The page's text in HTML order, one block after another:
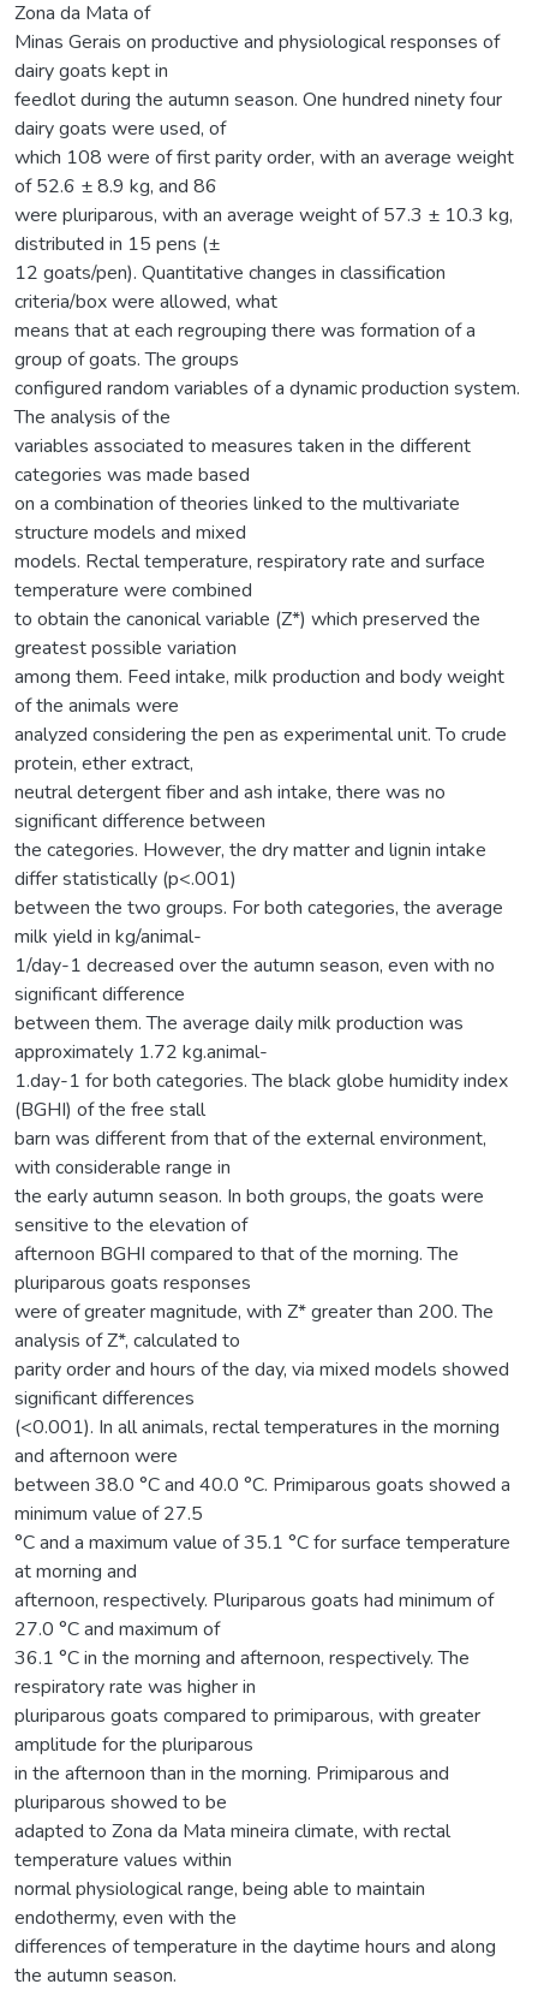
Zona da Mata of
Minas Gerais on productive and physiological responses of
dairy goats kept in
feedlot during the autumn season. One hundred ninety four
dairy goats were used, of
which 108 were of first parity order, with an average weight
of 52.6 ± 8.9 kg, and 86
were pluriparous, with an average weight of 57.3 ± 10.3 kg,
distributed in 15 pens (±
12 goats/pen). Quantitative changes in classification
criteria/box were allowed, what
means that at each regrouping there was formation of a
group of goats. The groups
configured random variables of a dynamic production system.
The analysis of the
variables associated to measures taken in the different
categories was made based
on a combination of theories linked to the multivariate
structure models and mixed
models. Rectal temperature, respiratory rate and surface
temperature were combined
to obtain the canonical variable (Z*) which preserved the
greatest possible variation
among them. Feed intake, milk production and body weight
of the animals were
analyzed considering the pen as experimental unit. To crude
protein, ether extract,
neutral detergent fiber and ash intake, there was no
significant difference between
the categories. However, the dry matter and lignin intake
differ statistically (p<.001)
between the two groups. For both categories, the average
milk yield in kg/animal-
1/day-1 decreased over the autumn season, even with no
significant difference
between them. The average daily milk production was
approximately 1.72 kg.animal-
1.day-1 for both categories. The black globe humidity index
(BGHI) of the free stall
barn was different from that of the external environment,
with considerable range in
the early autumn season. In both groups, the goats were
sensitive to the elevation of
afternoon BGHI compared to that of the morning. The
pluriparous goats responses
were of greater magnitude, with Z* greater than 200. The
analysis of Z*, calculated to
parity order and hours of the day, via mixed models showed
significant differences
(<0.001). In all animals, rectal temperatures in the morning
and afternoon were
between 38.0 °C and 40.0 °C. Primiparous goats showed a
minimum value of 27.5
°C and a maximum value of 35.1 °C for surface temperature
at morning and
afternoon, respectively. Pluriparous goats had minimum of
27.0 °C and maximum of
36.1 °C in the morning and afternoon, respectively. The
respiratory rate was higher in
pluriparous goats compared to primiparous, with greater
amplitude for the pluriparous
in the afternoon than in the morning. Primiparous and
pluriparous showed to be
adapted to Zona da Mata mineira climate, with rectal
temperature values within
normal physiological range, being able to maintain
endothermy, even with the
differences of temperature in the daytime hours and along
the autumn season.